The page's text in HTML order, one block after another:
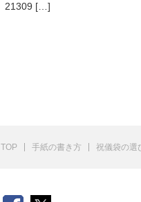
21309 […]
TOP 手紙の書き方 祝儀袋の選